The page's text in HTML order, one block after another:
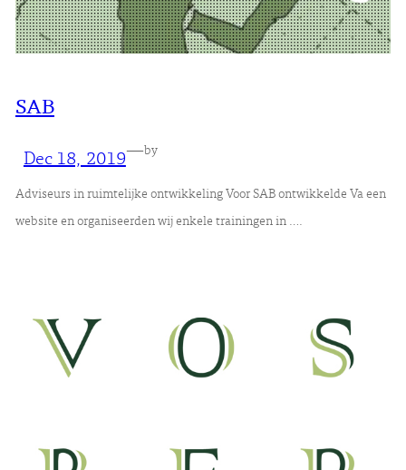
SAB
Dec 18, 2019—by
Adviseurs in ruimtelijke ontwikkeling Voor SAB ontwikkelde Va een
website en organiseerden wij enkele trainingen in ….